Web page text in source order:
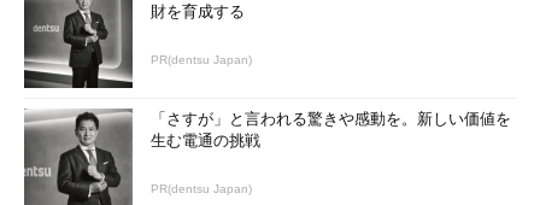
財を育成する
PR(dentsu Japan)
「さすが」と言われる驚きや感動を。新しい価値を
生む電通の挑戦
PR(dentsu Japan)